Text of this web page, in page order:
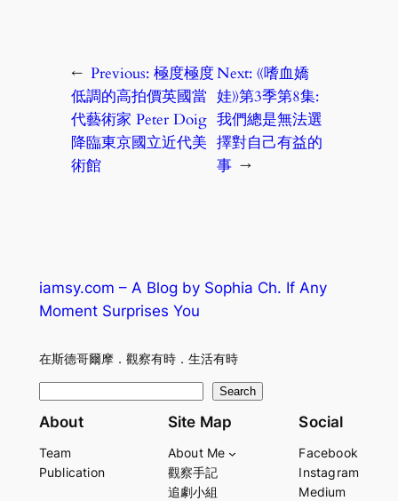
← Previous: 極度極度
低調的高拍價英國當
代藝術家 Peter Doig
降臨東京國立近代美
術館
Next: 《嗜血嬌
娃》第3季第8集:
我們總是無法選
擇對自己有益的
事 →
iamsy.com – A Blog by Sophia Ch. If Any
Moment Surprises You
在斯德哥爾摩．觀察有時．生活有時
e
r
Search
About
Team
Publication
Site Map
About Me
觀察手記
追劇小組
Social
Facebook
Instagram
Medium